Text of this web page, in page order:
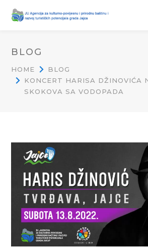
BLOG
HOME
BLOG
KONCERT HARISA DŽINOVIĆA
SKOKOVA SA VODOPADA